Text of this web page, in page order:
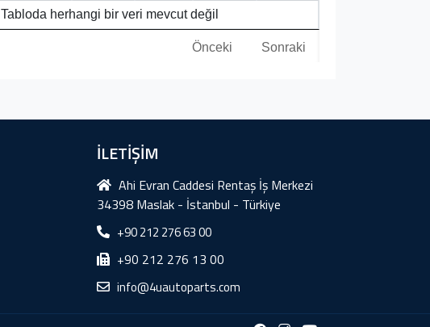
Tabloda herhangi bir veri mevcut değil
Önceki Sonraki
İLETİŞİM
Ahi Evran Caddesi Rentaş İş Merkezi
34398 Maslak - İstanbul - Türkiye
+90 212 276 63 00
+90 212 276 13 00
info@4uautoparts.com